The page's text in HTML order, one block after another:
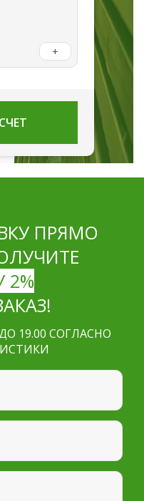
+
данных
ПРЯМО
2%
19.00 СОГЛАСНО